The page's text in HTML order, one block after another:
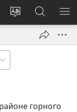
Изменить
Войти
(открывается
окне)
Поиск
по
jw.org
горного